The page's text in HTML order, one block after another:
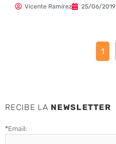
Vicente Ramírez 25/06/2019
1
RECIBE LA NEWSLETTER
*Email: